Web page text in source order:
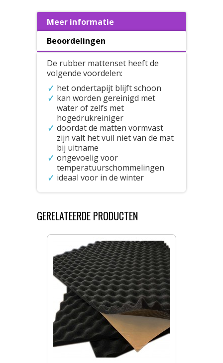
Meer informatie
Beoordelingen
De rubber mattenset heeft de
volgende voordelen:
het ondertapijt blijft schoon
kan worden gereinigd met
water of zelfs met
hogedrukreiniger
doordat de matten vormvast
zijn valt het vuil niet van de mat
bij uitname
ongevoelig voor
temperatuurschommelingen
ideaal voor in de winter
GERELATEERDE PRODUCTEN